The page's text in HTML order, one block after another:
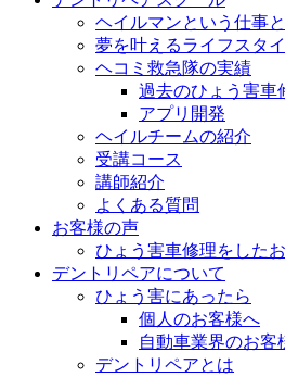
ヘイルマンという仕事
夢を叶えるライフスタ
ヘコミ救急隊の実績
過去のひょう害車
アプリ開発
ヘイルチームの紹介
受講コース
講師紹介
よくある質問
お客様の声
ひょう害車修理をした
デントリペアについて
ひょう害にあったら
個人のお客様へ
自動車業界のお客
デントリペアとは